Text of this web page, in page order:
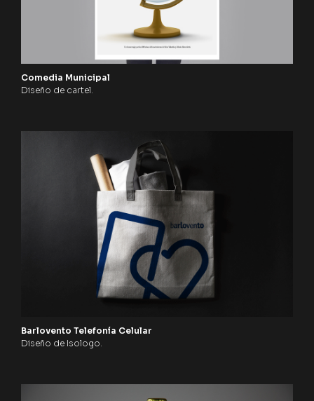
Comedia Municipal
Diseño de cartel.
Barlovento Telefonía Celular
Diseño de Isologo.